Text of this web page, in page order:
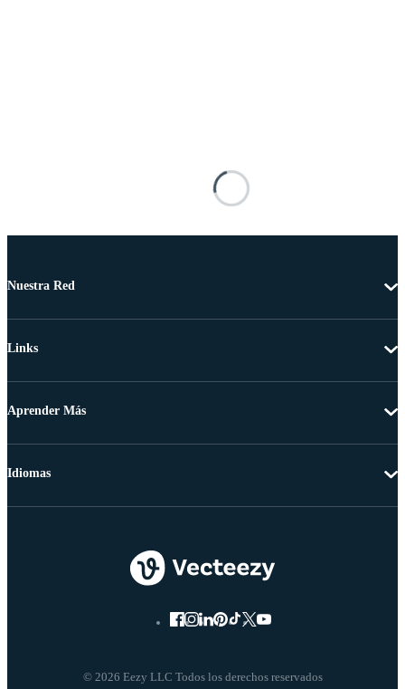
Nuestra Red
Links
Aprender Más
© 2026 Eezy LLC Todos los derechos reservados
Idiomas